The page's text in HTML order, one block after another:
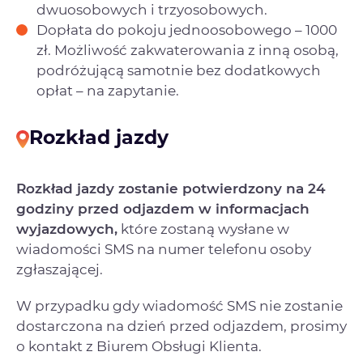
dwuosobowych i trzyosobowych.
Dopłata do pokoju jednoosobowego – 1000
zł. Możliwość zakwaterowania z inną osobą,
podróżującą samotnie bez dodatkowych
opłat – na zapytanie.
Rozkład jazdy
Rozkład jazdy zostanie potwierdzony na 24
godziny przed odjazdem w informacjach
wyjazdowych, które zostaną wysłane w
wiadomości SMS na numer telefonu osoby
zgłaszającej.
W przypadku gdy wiadomość SMS nie zostanie
dostarczona na dzień przed odjazdem, prosimy
o kontakt z Biurem Obsługi Klienta.